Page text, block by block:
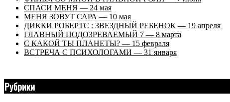
СПАСИ МЕНЯ — 24 мая
МЕНЯ ЗОВУТ САРА — 10 мая
ДИККИ РОБЕРТС : ЗВЕЗДНЫЙ РЕБЕНОК — 19 апреля
ГЛАВНЫЙ ПОДОЗРЕВАЕМЫЙ 7 — 8 марта
С КАКОЙ ТЫ ПЛАНЕТЫ? — 15 февраля
ВСТРЕЧА С ПСИХОЛОГАМИ — 31 января
Рубрики